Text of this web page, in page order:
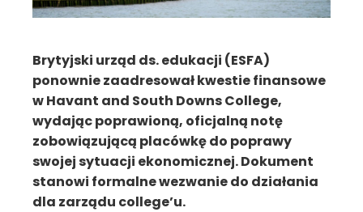
Brytyjski urząd ds. edukacji (ESFA)
ponownie zaadresował kwestie finansowe
w Havant and South Downs College,
wydając poprawioną, oficjalną notę
zobowiązującą placówkę do poprawy
swojej sytuacji ekonomicznej. Dokument
stanowi formalne wezwanie do działania
dla zarządu college’u.